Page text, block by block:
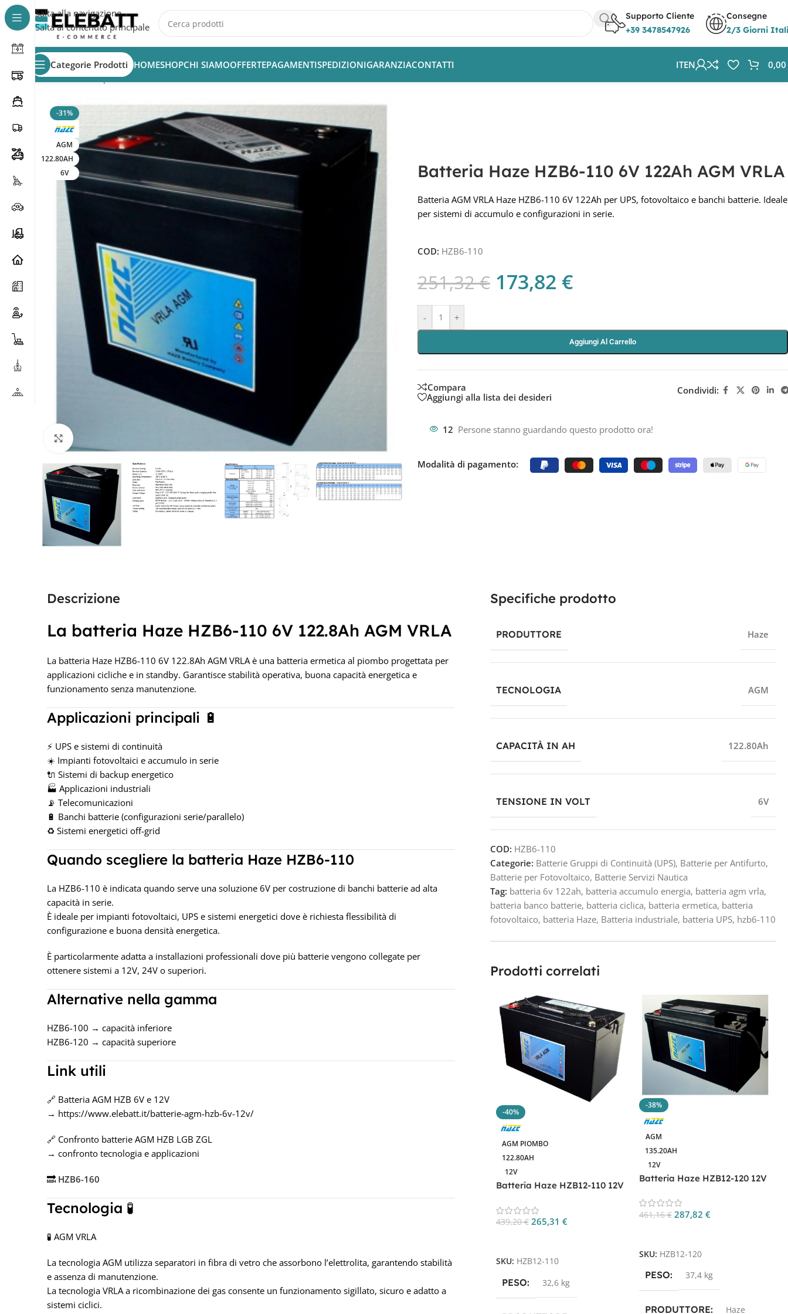
Salta alla navigazione
Salta al contenuto principale
Supporto Cliente
+39 3478547926
Consegne
2/3 Giorni
Categorie Prodotti HOMESHOPCHI SIAMOOFFERTEPAGAMENTISPEDIZIONIGARANZIACONTATTI ITEN
0,00
Home/Batterie per Nautica
-31%
AGM
122.80AH
6V
Batteria Haze HZB6-110 6V 122Ah AGM VRLA
Batteria AGM VRLA Haze HZB6-110 6V 122Ah per UPS, fotovoltaico e banchi batterie. Ideale
per sistemi di accumulo e configurazioni in serie.
COD: HZB6-110
251,32€ 173,82 €
- +
Aggiungi Al Carrello
Compara
Aggiungi alla lista dei desideri
Condividi:
12 Persone stanno guardando questo prodotto ora!
Modalità di pagamento:
Descrizione
La batteria Haze HZB6-110 6V 122.8Ah AGM VRLA
La batteria Haze HZB6-110 6V 122.8Ah AGM VRLA è una batteria ermetica al piombo progettata per
applicazioni cicliche e in standby. Garantisce stabilità operativa, buona capacità energetica e
funzionamento senza manutenzione.
Applicazioni principali 🔋
⚡ UPS e sistemi di continuità
☀️ Impianti fotovoltaici e accumulo in serie
🔌 Sistemi di backup energetico
🏭 Applicazioni industriali
📡 Telecomunicazioni
🔋 Banchi batterie (configurazioni serie/parallelo)
♻️ Sistemi energetici off-grid
Quando scegliere la batteria Haze HZB6-110
La HZB6-110 è indicata quando serve una soluzione 6V per costruzione di banchi batterie ad alta
capacità in serie.
È ideale per impianti fotovoltaici, UPS e sistemi energetici dove è richiesta flessibilità di
configurazione e buona densità energetica.
È particolarmente adatta a installazioni professionali dove più batterie vengono collegate per
ottenere sistemi a 12V, 24V o superiori.
Alternative nella gamma
HZB6-100 → capacità inferiore
HZB6-120 → capacità superiore
Link utili
🔗 Batteria AGM HZB 6V e 12V
→ https://www.elebatt.it/batterie-agm-hzb-6v-12v/
🔗 Confronto batterie AGM HZB LGB ZGL
→ confronto tecnologia e applicazioni
🔜 HZB6-160
Tecnologia 🧪
🧪 AGM VRLA
La tecnologia AGM utilizza separatori in fibra di vetro che assorbono l’elettrolita, garantendo stabilità
e assenza di manutenzione.
La tecnologia VRLA a ricombinazione dei gas consente un funzionamento sigillato, sicuro e adatto a
sistemi ciclici.
Specifiche prodotto
PRODUTTORE Haze
TECNOLOGIA AGM
CAPACITÀ IN AH 122.80Ah
TENSIONE IN VOLT 6V
COD: HZB6-110
Categorie: Batterie Gruppi di Continuità (UPS), Batterie per Antifurto,
Batterie per Fotovoltaico, Batterie Servizi Nautica
Tag: batteria 6v 122ah, batteria accumulo energia, batteria agm vrla,
batteria banco batterie, batteria ciclica, batteria ermetica, batteria
fotovoltaico, batteria Haze, Batteria industriale, batteria UPS, hzb6-110
Prodotti correlati
-40%
AGM PIOMBO
122.80AH
12V
Batteria Haze HZB12-110 12V
439,20€ 265,31€
SKU: HZB12-110
PESO 32,6 kg
-38%
AGM
135.20AH
12V
Batteria Haze HZB12-120 12V
461,16€ 287,82€
SKU: HZB12-120
PESO 37,4 kg
PRODUTTORE Haze